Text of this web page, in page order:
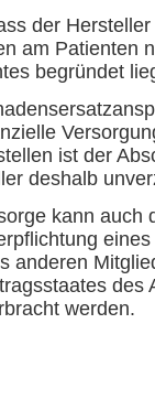
der
am Patienten
begründet
ist der
deshalb
kann auch
anderen
des
werden.